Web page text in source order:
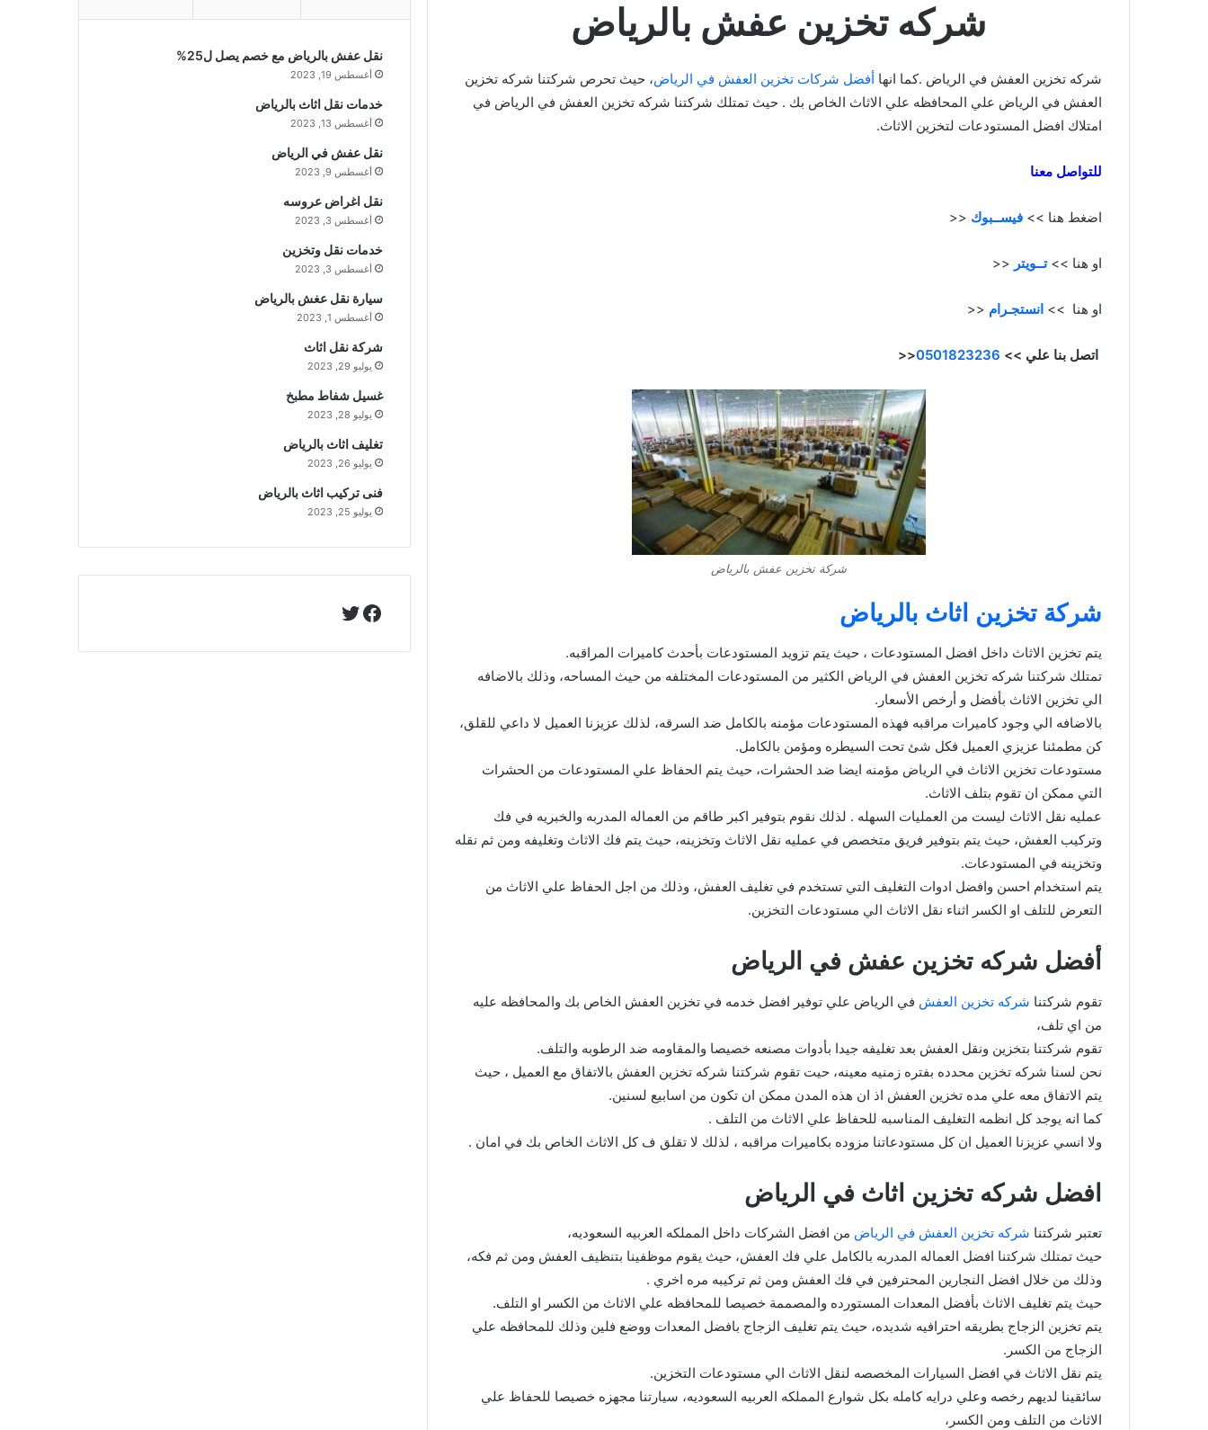
شركه تخزين عفش بالرياض
شركه تخزين العفش في الرياض .كما انها أفضل شركات تخزين العفش في الرياض، حيث تحرص شركتنا شركه تخزين
العفش في الرياض علي المحافظه علي الاثاث الخاص بك . حيث تمتلك شركتنا شركه تخزين العفش في الرياض في
امتلاك افضل المستودعات لتخزين الاثاث.
للتواصل معنا
اضغط هنا >> فيســبوك <<
او هنا >>تــويتر <<
او هنا >> انستجـرام <<
اتصل بنا علي >> 0501823236
<<
شركة تخزين عفش بالرياض
شركة تخزين اثاث بالرياض
يتم تخزين الاثاث داخل افضل المستودعات ، حيث يتم تزويد المستودعات بأحدث كاميرات المراقبه.
تمتلك شركتنا شركه تخزين العفش في الرياض الكثير من المستودعات المختلفه من حيث المساحه، وذلك بالاضافه
الي تخزين الاثاث بأفضل و أرخص الأسعار.
بالاضافه الي وجود كاميرات مراقبه فهذه المستودعات مؤمنه بالكامل ضد السرقه، لذلك عزيزنا العميل لا داعي للقلق،
كن مطمئنا عزيزي العميل فكل شئ تحت السيطره ومؤمن بالكامل.
مستودعات تخزين الاثاث في الرياض مؤمنه ايضا ضد الحشرات، حيث يتم الحفاظ علي المستودعات من الحشرات
التي ممكن ان تقوم بتلف الاثاث.
عمليه نقل الاثاث ليست من العمليات السهله . لذلك نقوم بتوفير اكبر طاقم من العماله المدربه والخبريه في فك
وتركيب العفش، حيث يتم بتوفير فريق متخصص في عمليه نقل الاثاث وتخزينه، حيث يتم فك الاثاث وتغليفه ومن ثم نقله
وتخزينه في المستودعات.
يتم استخدام احسن وافضل ادوات التغليف التي تستخدم في تغليف العفش، وذلك من اجل الحفاظ علي الاثاث من
التعرض للتلف او الكسر اثناء نقل الاثاث الي مستودعات التخزين.
أفضل شركه تخزين عفش في الرياض
تقوم شركتنا شركه تخزين العفش في الرياض علي توفير افضل خدمه في تخزين العفش الخاص بك والمحافظه عليه
من اي تلف،
تقوم شركتنا بتخزين ونقل العفش بعد تغليفه جيدا بأدوات مصنعه خصيصا والمقاومه ضد الرطوبه والتلف.
نحن لسنا شركه تخزين محدده بفتره زمنيه معينه، حيت تقوم شركتنا شركه تخزين العفش بالاتفاق مع العميل ، حيث
يتم الاتفاق معه علي مده تخزين العفش اذ ان هذه المدن ممكن ان تكون من اسابيع لسنين.
كما انه يوجد كل انظمه التغليف المناسبه للحفاظ علي الاثاث من التلف .
ولا انسي عزيزنا العميل ان كل مستودعاتنا مزوده بكاميرات مراقبه ، لذلك لا تقلق ف كل الاثاث الخاص بك في امان .
افضل شركه تخزين اثاث في الرياض
تعتبر شركتنا شركه تخزين العفش في الرياض من افضل الشركات داخل المملكه العربيه السعوديه،
حيث تمتلك شركتنا افضل العماله المدربه بالكامل علي فك العفش، حيث يقوم موظفينا بتنظيف العفش ومن ثم فكه،
وذلك من خلال افضل النجارين المحترفين في فك العفش ومن ثم تركيبه مره اخري .
حيث يتم تغليف الاثاث بأفضل المعدات المستورده والمصممة خصيصا للمحافظه علي الاثاث من الكسر او التلف.
يتم تخزين الزجاج بطريقه احترافيه شديده، حيث يتم تغليف الزجاج بافضل المعدات ووضع فلين وذلك للمحافظه علي
الزجاج من الكسر.
يتم نقل الاثاث في افضل السيارات المخصصه لنقل الاثاث الي مستودعات التخزين.
سائقينا لديهم رخصه وعلي درايه كامله بكل شوارع المملكه العربيه السعوديه، سيارتنا مجهزه خصيصا للحفاظ علي
الاثاث من التلف ومن الكسر،
نقل عفش بالرياض مع خصم يصل ل25%
أغسطس 19, 2023
خدمات نقل اثاث بالرياض
أغسطس 13, 2023
نقل عفش في الرياض
أغسطس 9, 2023
نقل اغراض عروسه
أغسطس 3, 2023
خدمات نقل وتخزين
أغسطس 3, 2023
سيارة نقل عغش بالرياض
أغسطس 1, 2023
شركة نقل اثاث
يوليو 29, 2023
غسيل شفاط مطبخ
يوليو 28, 2023
تغليف اثاث بالرياض
يوليو 26, 2023
فنى تركيب اثاث بالرياض
يوليو 25, 2023
فيسبوك
تويتر